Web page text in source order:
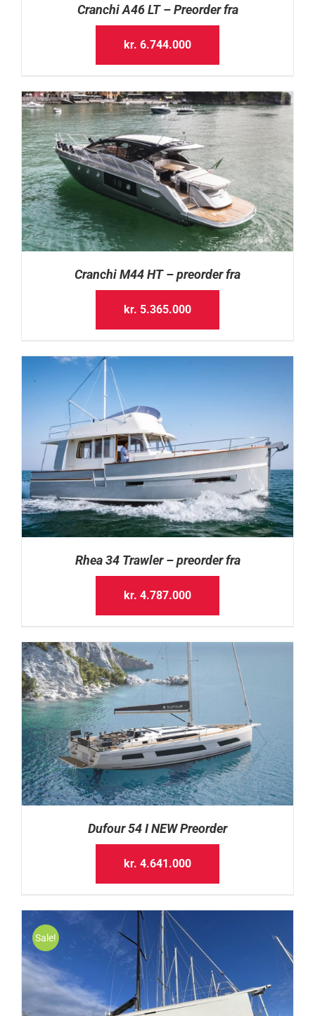
Cranchi A46 LT – Preorder fra
kr. 6.744.000
Cranchi M44 HT – preorder fra
kr. 5.365.000
Rhea 34 Trawler – preorder fra
kr. 4.787.000
Dufour 54 I NEW Preorder
kr. 4.641.000
Sale!